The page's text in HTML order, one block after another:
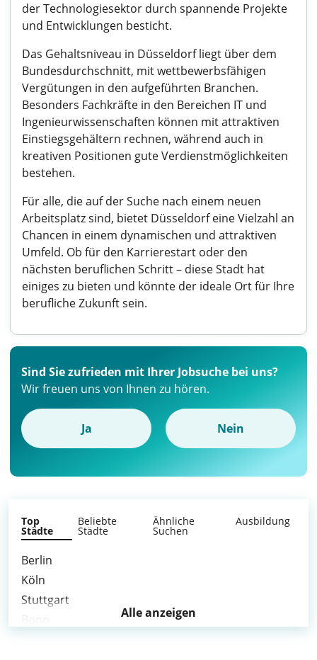
der Technologiesektor durch spannende Projekte
und Entwicklungen besticht.
Das Gehaltsniveau in Düsseldorf liegt über dem
Bundesdurchschnitt, mit wettbewerbsfähigen
Vergütungen in den aufgeführten Branchen.
Besonders Fachkräfte in den Bereichen IT und
Ingenieurwissenschaften können mit attraktiven
Einstiegsgehältern rechnen, während auch in
kreativen Positionen gute Verdienstmöglichkeiten
bestehen.
Für alle, die auf der Suche nach einem neuen
Arbeitsplatz sind, bietet Düsseldorf eine Vielzahl an
Chancen in einem dynamischen und attraktiven
Umfeld. Ob für den Karrierestart oder den
nächsten beruflichen Schritt – diese Stadt hat
einiges zu bieten und könnte der ideale Ort für Ihre
berufliche Zukunft sein.
Sind Sie zufrieden mit Ihrer Jobsuche bei uns?
Wir freuen uns von Ihnen zu hören.
Ja Nein
Top
Städte
Beliebte
Städte
Ähnliche
Suchen
Ausbildung
Berlin
Köln
Stuttgart
Alle anzeigen